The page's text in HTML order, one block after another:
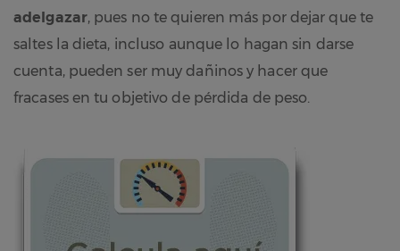
adelgazar, pues no te quieren más por dejar que te
saltes la dieta, incluso aunque lo hagan sin darse
cuenta, pueden ser muy dañinos y hacer que
fracases en tu objetivo de pérdida de peso.